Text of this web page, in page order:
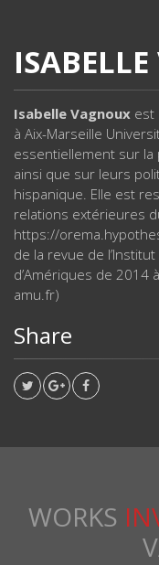
Isabelle Vagnoux est
à Aix-Marseille
essentiellement sur la
ainsi que sur leurs
hispanique. Elle est
relations extérieures
https://
de la revue de
d’Amériques de 2014
amu.fr)
Share
WORKS